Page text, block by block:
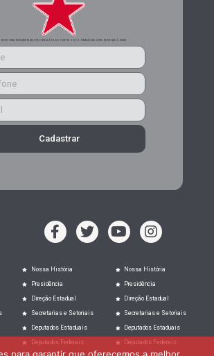
SE PARA RECEBER MAIS INFORMAÇÕES DO PARTIDO DOS TRABALHADORES DE MINAS GERAIS
Cadastrar
Nossa História
Presidência
Direção Estadual
Secretarias e Setoriais
Deputados Estaduais
Deputados Federais
Nossa História
Presidência
Direção Estadual
Secretarias e Setoriais
Deputados Estaduais
Deputados Federais